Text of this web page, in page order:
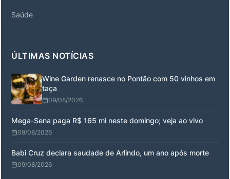
Saúde
ÚLTIMAS NOTÍCIAS
Wine Garden renasce no Pontão com 50 vinhos em
taça
09/08/2026
Mega-Sena paga R$ 165 mi neste domingo; veja ao vivo
09/08/2026
Babi Cruz declara saudade de Arlindo, um ano após morte
09/08/2026